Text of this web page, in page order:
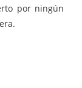
por ningún